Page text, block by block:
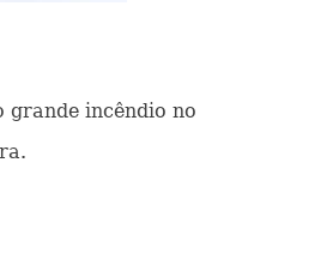
grande incêndio no